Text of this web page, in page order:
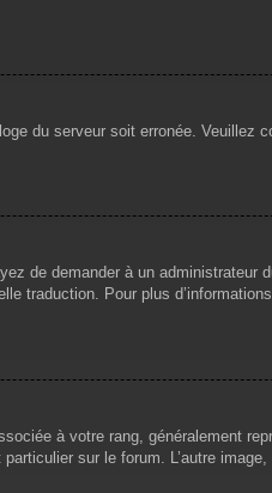
du serveur soit erronée. Veuillez
de demander à un administrateur
traduction. Pour plus
à votre rang, généralement
sur le forum. L’autre